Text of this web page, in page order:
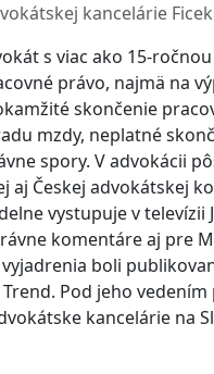
kancelárie
s viac ako 15-
právo, najmä na
skončenie
mzdy, neplatné
spory. V advokácii
aj Českej advokátskej
vystupuje v televízii
komentáre aj pre
boli
Pod jeho
kancelárie na